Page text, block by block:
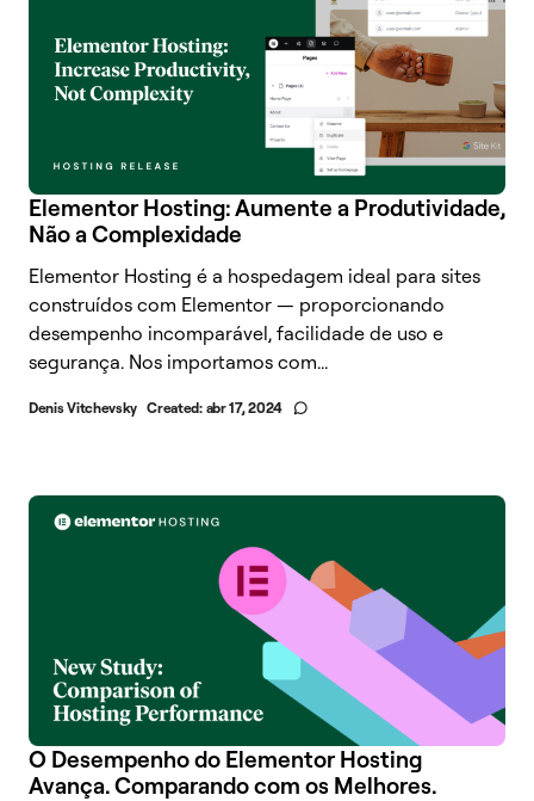
Elementor Hosting: Aumente a Produtividade,
Não a Complexidade
Elementor Hosting é a hospedagem ideal para sites
construídos com Elementor — proporcionando
desempenho incomparável, facilidade de uso e
segurança. Nos importamos com...
Denis Vitchevsky Created: abr 17, 2024
O Desempenho do Elementor Hosting
Avança. Comparando com os Melhores.